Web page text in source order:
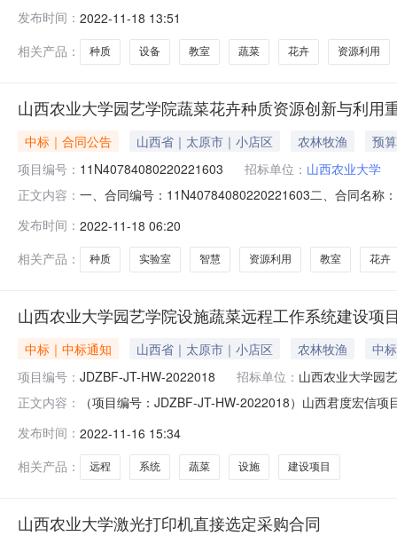
发布时间： 2022-11-18 13:51
相关产品：
种质 设备 教室 蔬菜 花卉 资源利用
山西农业大学园艺学院蔬菜花卉种质资源创新与利
中标｜合同公告 山西省｜太原市｜小店区 农林牧渔
预
项目编号： 11N40784080220221603 招标单位： 山西农业大学
正文内容： 一、合同编号：11N40784080220221603二、合同名称
址：山西省太原市小店区龙城大街81号联系方式：
发布时间： 2022-11-18 06:20
相关产品：
种质 实验室 智慧 资源利用 教室 花卉
山西农业大学园艺学院设施蔬菜远程工作系统建设项
中标｜中标通知 山西省｜太原市｜小店区 农林牧渔
中
项目编号： JDZBF-JT-HW-2022018 招标单位： 山西农业大学园
正文内容：
（项目编号：JDZBF-JT-HW-2022018）山西君度宏信
报价1山西韬越科技有限公司212900.00元二、提出异议
发布时间： 2022-11-16 15:34
相关产品：
远程 系统 蔬菜 设施 建设项目
山西农业大学激光打印机直接选定采购合同